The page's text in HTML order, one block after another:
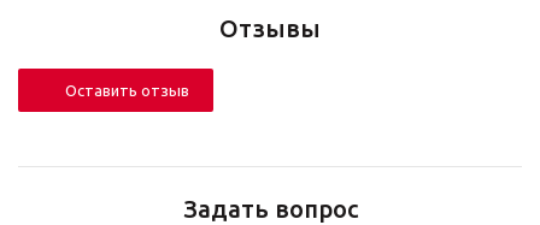
Отзывы
Оставить отзыв
Задать вопрос